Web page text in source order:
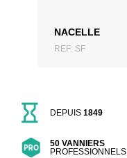
NACELLE
REF: SF
DEPUIS1849
50 VANNIERS
PROFESSIONNELS